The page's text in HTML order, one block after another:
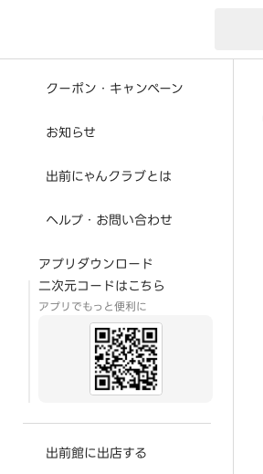
クーポン・キャンペーン
お知らせ
出前にゃんクラブとは
ヘルプ・お問い合わせ
アプリダウンロード
二次元コードはこちら
アプリでもっと便利に
出前館に出店する